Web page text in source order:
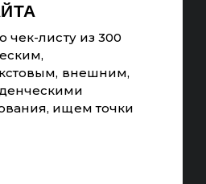
чек-листу из 300
внешним,
ищем точки